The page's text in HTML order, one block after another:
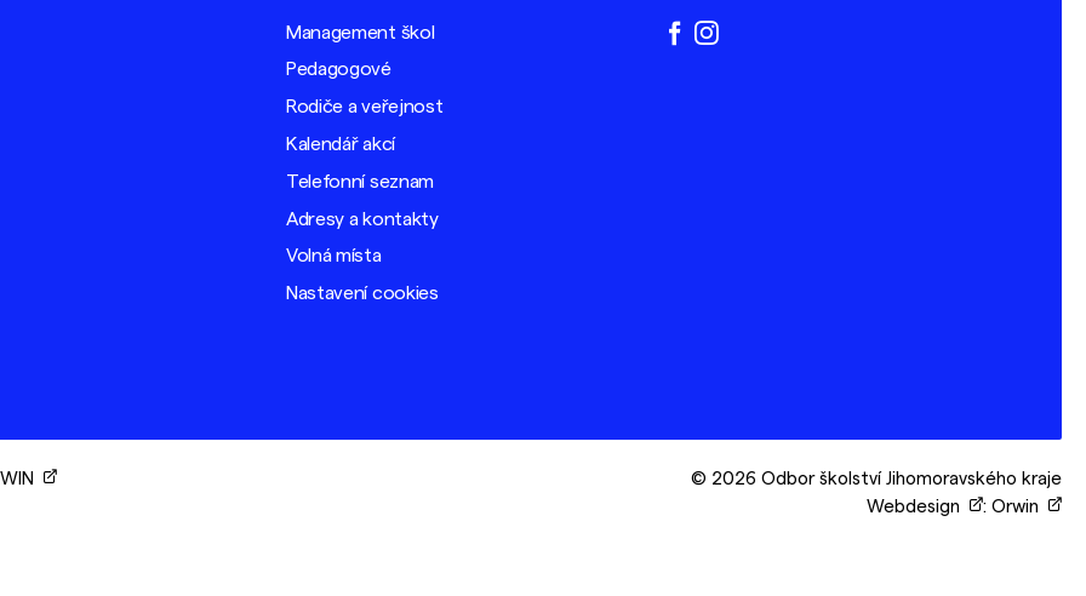
Management škol
Pedagogové
Rodiče a veřejnost
Kalendář akcí
Telefonní seznam
Adresy a kontakty
Volná místa
Nastavení cookies
facebook
instagram
© 2026 Odbor školství Jihomoravského kraje
Webdesign
: Orwin